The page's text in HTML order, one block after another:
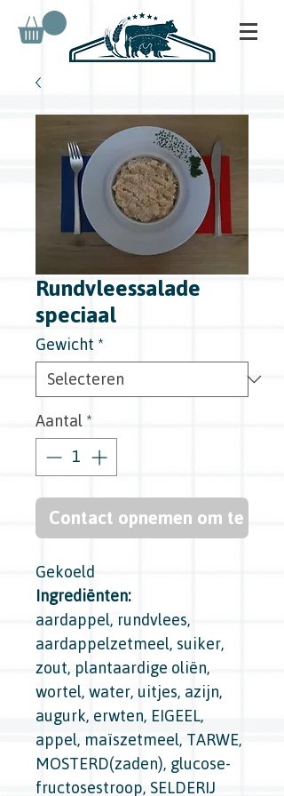
Rundvleessalade
speciaal
Gewicht *
Aantal *
Contact opnemen om te
Gekoeld
Ingrediënten:
aardappel, rundvlees,
aardappelzetmeel, suiker,
zout, plantaardige oliën,
wortel, water, uitjes, azijn,
augurk, erwten, EIGEEL,
appel, maïszetmeel, TARWE,
MOSTERD(zaden), glucose-
fructosestroop, SELDERIJ